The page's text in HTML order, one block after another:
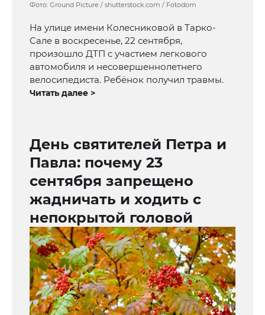
Фото: Ground Picture / shutterstock.com / Fotodom
На улице имени Колесниковой в Тарко-
Сале в воскресенье, 22 сентября,
произошло ДТП с участием легкового
автомобиля и несовершеннолетнего
велосипедиста. Ребёнок получил травмы.
Читать далее >
День святителей Петра и
Павла: почему 23
сентября запрещено
жадничать и ходить с
непокрытой головой